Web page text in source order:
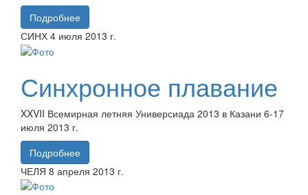
Подробнее
СИНХ 4 июля 2013 г.
Синхронное плавание
XXVII Всемирная летняя Универсиада 2013 в Казани 6-17
июля 2013 г.
Подробнее
ЧЕЛЯ 8 апреля 2013 г.